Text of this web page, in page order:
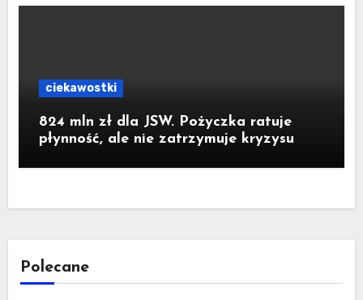
ciekawostki
824 mln zł dla JSW. Pożyczka ratuje
płynność, ale nie zatrzymuje kryzysu
Polecane